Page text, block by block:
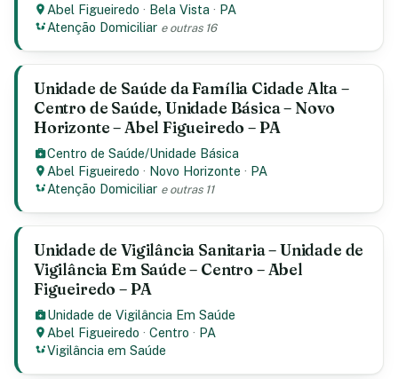
Abel Figueiredo · Bela Vista · PA
Atenção Domiciliar e outras 16
Unidade de Saúde da Família Cidade Alta –
Centro de Saúde, Unidade Básica – Novo
Horizonte – Abel Figueiredo – PA
Centro de Saúde/Unidade Básica
Abel Figueiredo · Novo Horizonte · PA
Atenção Domiciliar e outras 11
Unidade de Vigilância Sanitaria – Unidade de
Vigilância Em Saúde – Centro – Abel
Figueiredo – PA
Unidade de Vigilância Em Saúde
Abel Figueiredo ·Centro · PA
Vigilância em Saúde